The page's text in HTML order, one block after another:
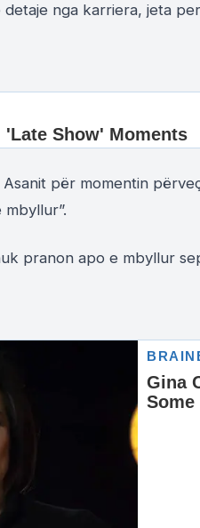
nga karriera, jeta
për momentin
pranon apo e mbyllur